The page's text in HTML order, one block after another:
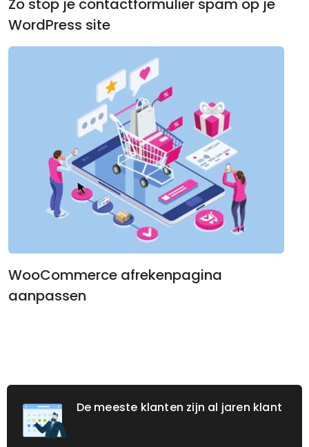
Zo stop je contactformulier spam op je
WordPress site
WooCommerce afrekenpagina
aanpassen
De meeste klanten zijn al jaren klant